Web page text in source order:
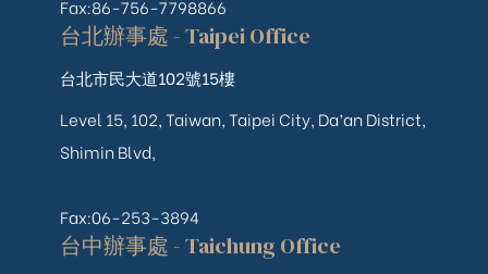
Fax:86-756-7798866
台北辦事處 - Taipei Office
台北市民大道102號15樓
Level 15, 102, Taiwan, Taipei City, Da’an District,
Shimin Blvd,
Fax:06-253-3894
台中辦事處 - Taichung Office